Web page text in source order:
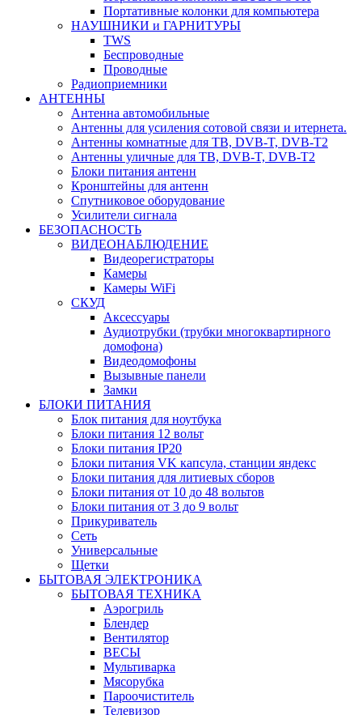
Портативные колонки для компьютера
НАУШНИКИ и ГАРНИТУРЫ
TWS
Беспроводные
Проводные
Радиоприемники
АНТЕННЫ
Антенна автомобильные
Антенны для усиления сотовой связи и итернета.
Антенны комнатные для ТВ, DVB-T, DVB-T2
Антенны уличные для ТВ, DVB-T, DVB-T2
Блоки питания антенн
Кронштейны для антенн
Спутниковое оборудование
Усилители сигнала
БЕЗОПАСНОСТЬ
ВИДЕОНАБЛЮДЕНИЕ
Видеорегистраторы
Камеры
Камеры WiFi
СКУД
Аксессуары
Аудиотрубки (трубки многоквартирного
домофона)
Видеодомофоны
Вызывные панели
Замки
БЛОКИ ПИТАНИЯ
Блок питания для ноутбука
Блоки питания 12 вольт
Блоки питания IP20
Блоки питания VK капсула, станции яндекс
Блоки питания для литиевых сборов
Блоки питания от 10 до 48 вольтов
Блоки питания от 3 до 9 вольт
Прикуриватель
Сеть
Универсальные
Щетки
БЫТОВАЯ ЭЛЕКТРОНИКА
БЫТОВАЯ ТЕХНИКА
Аэрогриль
Блендер
Вентилятор
ВЕСЫ
Мультиварка
Мясорубка
Пароочиститель
Телевизор